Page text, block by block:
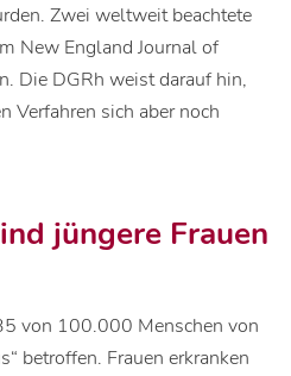
Zwei weltweit beachtete
New England Journal of
Die DGRh weist darauf hin,
Verfahren sich aber noch
jüngere Frauen
von 100.000 Menschen von
betroffen. Frauen erkranken